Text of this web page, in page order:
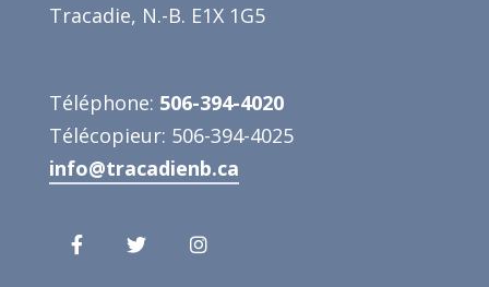
Tracadie, N.-B. E1X 1G5
Téléphone: 506-394-4020
Télécopieur: 506-394-4025
info@tracadienb.ca